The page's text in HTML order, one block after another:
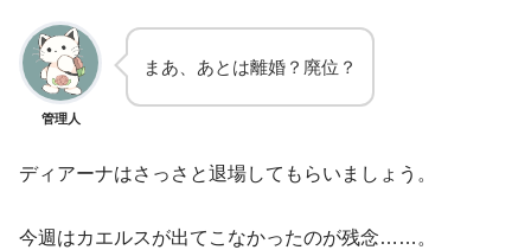
管理人
まあ、あとは離婚？廃位？
ディアーナはさっさと退場してもらいましょう。
今週はカエルスが出てこなかったのが残念……。